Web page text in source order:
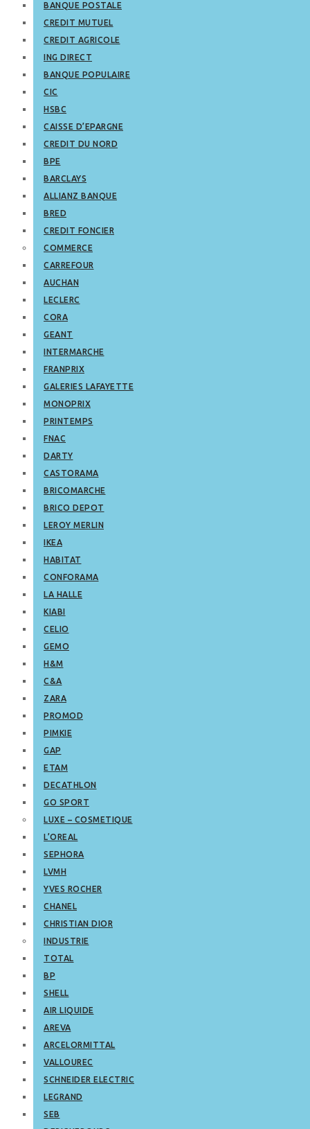
BANQUE POSTALE
CREDIT MUTUEL
CREDIT AGRICOLE
ING DIRECT
BANQUE POPULAIRE
CIC
HSBC
CAISSE D’EPARGNE
CREDIT DU NORD
BPE
BARCLAYS
ALLIANZ BANQUE
BRED
CREDIT FONCIER
COMMERCE
CARREFOUR
AUCHAN
LECLERC
CORA
GEANT
INTERMARCHE
FRANPRIX
GALERIES LAFAYETTE
MONOPRIX
PRINTEMPS
FNAC
DARTY
CASTORAMA
BRICOMARCHE
BRICO DEPOT
LEROY MERLIN
IKEA
HABITAT
CONFORAMA
LA HALLE
KIABI
CELIO
GEMO
H&M
C&A
ZARA
PROMOD
PIMKIE
GAP
ETAM
DECATHLON
GO SPORT
LUXE – COSMETIQUE
L’OREAL
SEPHORA
LVMH
YVES ROCHER
CHANEL
CHRISTIAN DIOR
INDUSTRIE
TOTAL
BP
SHELL
AIR LIQUIDE
AREVA
ARCELORMITTAL
VALLOUREC
SCHNEIDER ELECTRIC
LEGRAND
SEB